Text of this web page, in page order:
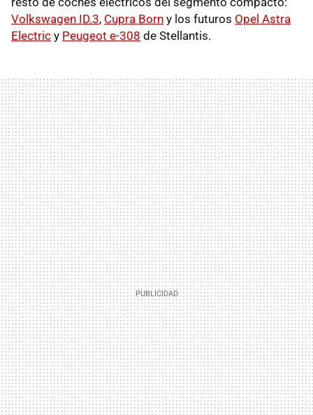
Volkswagen ID.3, Cupra Born y los futuros Opel Astra
Electric y Peugeot e-308 de Stellantis.